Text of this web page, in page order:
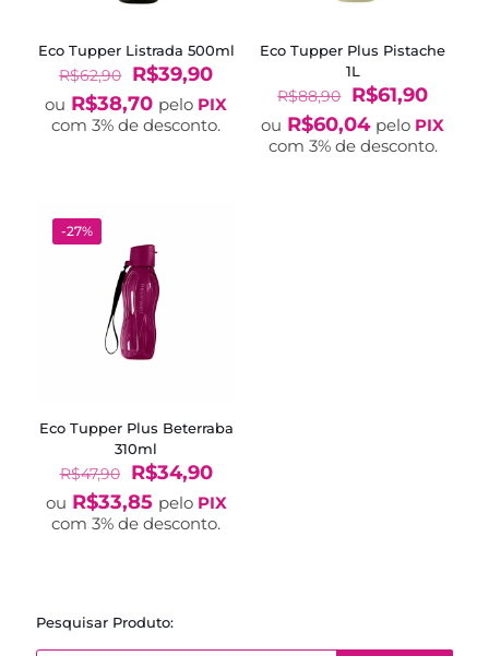
Eco Tupper Listrada 500ml
R$62,90
O
preço
original
era:
R$39,90O
preço
atual
é:
R$39,90.
ou R$38,70 pelo PIX
com 3% de desconto.
Eco Tupper Plus Pistache
1L
R$88,90 O
preço
original
era:
R$61,90O
preço
atual
é:
ou R$60,04 pelo PIX
com 3% de desconto.
-27%
Eco Tupper Plus Beterraba
310ml
R$47,90
O
preço
original
era:
R$34,90O
preço
atual
é:
ou R$33,85 pelo PIX
com 3% de desconto.
Pesquisar Produto: